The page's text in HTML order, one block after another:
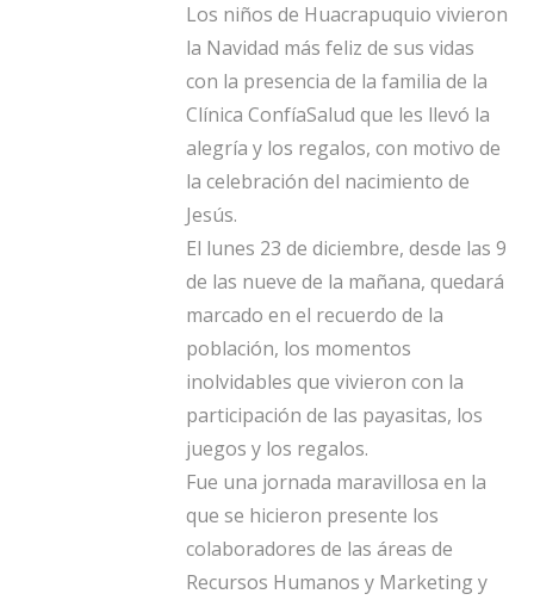
Los niños de Huacrapuquio vivieron
la Navidad más feliz de sus vidas
con la presencia de la familia de la
Clínica ConfíaSalud que les llevó la
alegría y los regalos, con motivo de
la celebración del nacimiento de
Jesús.
El lunes 23 de diciembre, desde las 9
de las nueve de la mañana, quedará
marcado en el recuerdo de la
población, los momentos
inolvidables que vivieron con la
participación de las payasitas, los
juegos y los regalos.
Fue una jornada maravillosa en la
que se hicieron presente los
colaboradores de las áreas de
Recursos Humanos y Marketing y